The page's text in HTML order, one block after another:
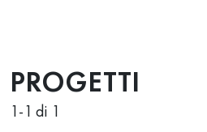
PROGETTI
1-1 di 1